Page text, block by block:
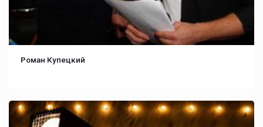
Роман Купецкий